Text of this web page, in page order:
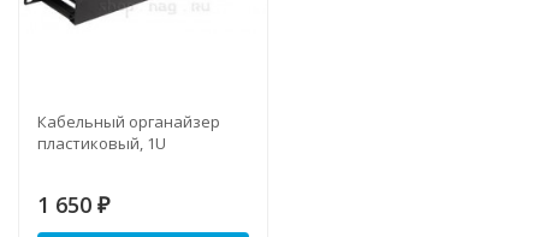
Кабельный органайзер
пластиковый, 1U
1 650 ₽